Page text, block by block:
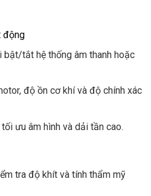
động
bật/tắt hệ thống âm thanh hoặc
độ ồn cơ khí và độ chính xác
ưu âm hình và dải tần cao.
tra độ khít và tính thẩm mỹ